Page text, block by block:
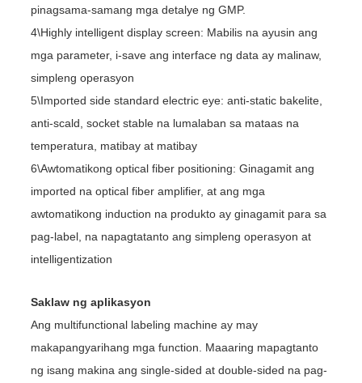
pinagsama-samang mga detalye ng GMP.
4\Highly intelligent display screen: Mabilis na ayusin ang
mga parameter, i-save ang interface ng data ay malinaw,
simpleng operasyon
5\Imported side standard electric eye: anti-static bakelite,
anti-scald, socket stable na lumalaban sa mataas na
temperatura, matibay at matibay
6\Awtomatikong optical fiber positioning: Ginagamit ang
imported na optical fiber amplifier, at ang mga
awtomatikong induction na produkto ay ginagamit para sa
pag-label, na napagtatanto ang simpleng operasyon at
intelligentization
Saklaw ng aplikasyon
Ang multifunctional labeling machine ay may
makapangyarihang mga function. Maaaring mapagtanto
ng isang makina ang single-sided at double-sided na pag-